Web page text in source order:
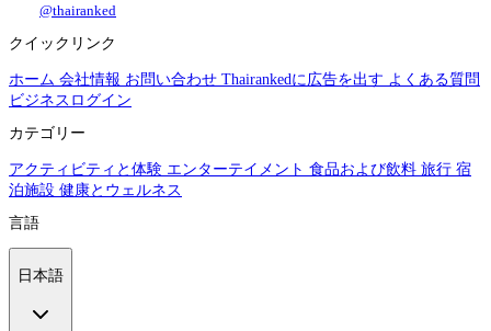
@thairanked
クイックリンク
ホーム 会社情報 お問い合わせ Thairankedに広告を出す よくある質問
ビジネスログイン
カテゴリー
アクティビティと体験 エンターテイメント 食品および飲料 旅行 宿
泊施設 健康とウェルネス
言語
日本語